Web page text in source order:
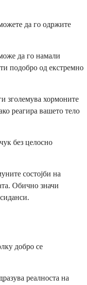
да го одржите
да го намали
подобро од екстремно
зголемува хормоните
реагира вашето тело
без целосно
состојби на
Обично значи
добро се
реалноста на